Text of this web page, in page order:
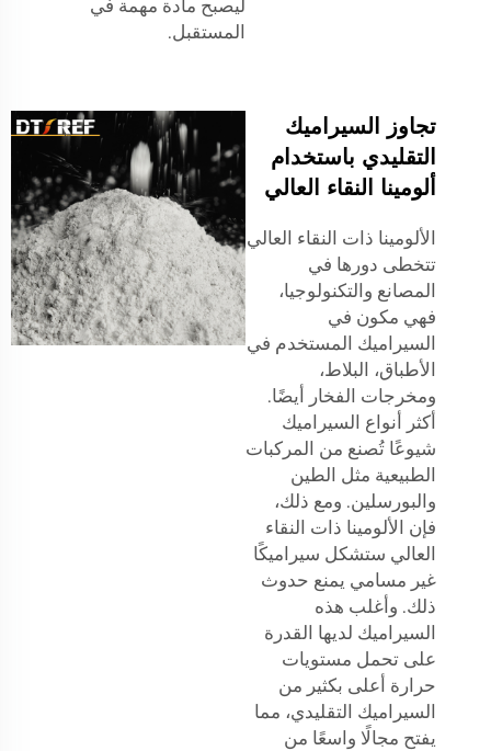
ليصبح مادة مهمة في
المستقبل.
تجاوز السيراميك
التقليدي باستخدام
ألومينا النقاء العالي
الألومينا ذات النقاء العالي
تتخطى دورها في
المصانع والتكنولوجيا،
فهي مكون في
السيراميك المستخدم في
الأطباق، البلاط،
ومخرجات الفخار أيضًا.
أكثر أنواع السيراميك
شيوعًا تُصنع من المركبات
الطبيعية مثل الطين
والبورسلين. ومع ذلك،
فإن الألومينا ذات النقاء
العالي ستشكل سيراميكًا
غير مسامي يمنع حدوث
ذلك. وأغلب هذه
السيراميك لديها القدرة
على تحمل مستويات
حرارة أعلى بكثير من
السيراميك التقليدي، مما
يفتح مجالًا واسعًا من